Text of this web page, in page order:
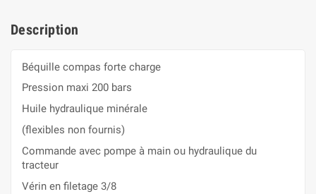
Description
Béquille compas forte charge
Pression maxi 200 bars
Huile hydraulique minérale
(flexibles non fournis)
Commande avec pompe à main ou hydraulique du
tracteur
Vérin en filetage 3/8